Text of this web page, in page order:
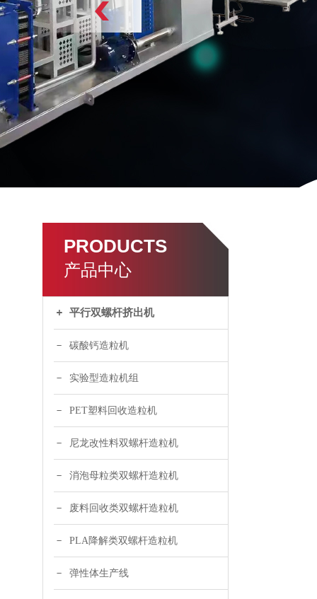
PRODUCTS
产品中心
平行双螺杆挤出机
碳酸钙造粒机
实验型造粒机组
PET塑料回收造粒机
尼龙改性料双螺杆造粒机
消泡母粒类双螺杆造粒机
废料回收类双螺杆造粒机
PLA降解类双螺杆造粒机
弹性体生产线